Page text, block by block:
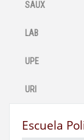
SAUX
LAB
UPE
URI
Escuela